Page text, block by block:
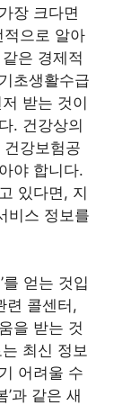
장 크다면
적으로 알아
은 경제적
초생활수급
받는 것이
. 건강상의
강보험공
야 합니다.
있다면, 지
비스 정보를
를 얻는 것입
련 콜센터,
을 받는 것
최신 정보
어려울 수
과 같은 새